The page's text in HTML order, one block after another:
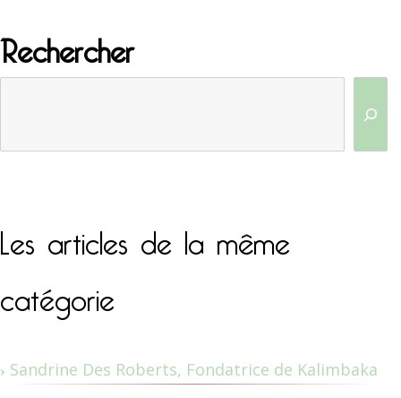
Rechercher
Les articles de la même
catégorie
Sandrine Des Roberts, Fondatrice de Kalimbaka